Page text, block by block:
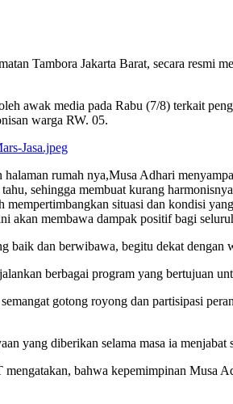
Tambora Jakarta Barat, secara resmi
awak media pada Rabu (7/8) terkait
warga RW. 05.
rumah nya,Musa Adhari
sehingga membuat kurang
situasi dan kondisi
akan membawa dampak positif bagi
baik dan berwibawa, begitu dekat
berbagai program yang bertujuan
gotong royong dan partisipasi
yang diberikan selama masa ia menjabat
bahwa kepemimpinan Musa